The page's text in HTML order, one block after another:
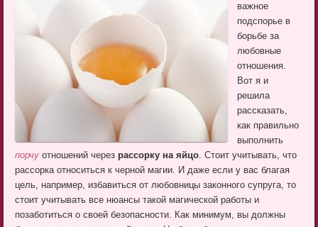
важное
подспорье в
борьбе за
любовные
отношения.
Вот я и
решила
рассказать,
как правильно
выполнить
порчу отношений черезрассорку на яйцо. Стоит учитывать, что
рассорка относиться к черной магии. И даже если у вас благая
цель, например, избавиться от любовницы законного супруга, то
стоит учитывать все нюансы такой магической работы и
позаботиться о своей безопасности. Как минимум, вы должны